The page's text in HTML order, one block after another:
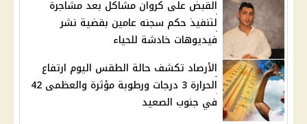
القبض على كروان مشاكل بعد مشاجرة
لتنفيذ حكم سجنه عامين بقضية نشر
فيديوهات خادشة للحياء
الأرصاد تكشف حالة الطقس اليوم ارتفاع
الحرارة 3 درجات ورطوبة مؤثرة والعظمى 42
في جنوب الصعيد